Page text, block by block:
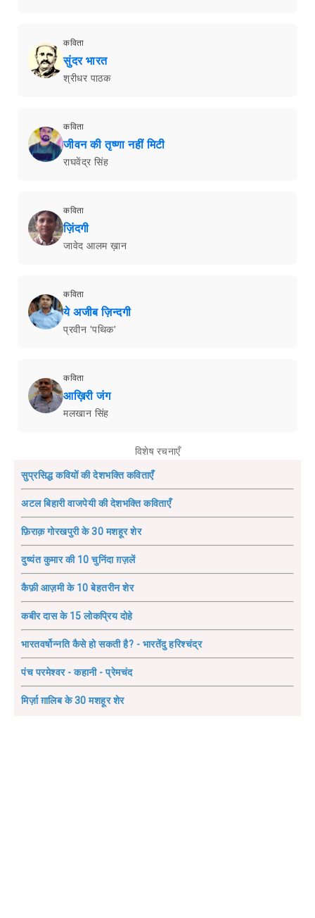
कविता
सुंदर भारत
श्रीधर पाठक
कविता
जीवन की तृष्णा नहीं मिटी
राघवेंद्र सिंह
कविता
ज़िंदगी
जावेद आलम ख़ान
कविता
ये अजीब ज़िन्दगी
प्रवीन 'पथिक'
कविता
आख़िरी जंग
मलखान सिंह
विशेष रचनाएँ
सुप्रसिद्ध कवियों की देशभक्ति कविताएँ
अटल बिहारी वाजपेयी की देशभक्ति कविताएँ
फ़िराक़ गोरखपुरी के 30 मशहूर शेर
दुष्यंत कुमार की 10 चुनिंदा ग़ज़लें
कैफ़ी आज़मी के 10 बेहतरीन शेर
कबीर दास के 15 लोकप्रिय दोहे
भारतवर्षोन्नति कैसे हो सकती है? - भारतेंदु हरिश्चंद्र
पंच परमेश्वर - कहानी - प्रेमचंद
मिर्ज़ा ग़ालिब के 30 मशहूर शेर